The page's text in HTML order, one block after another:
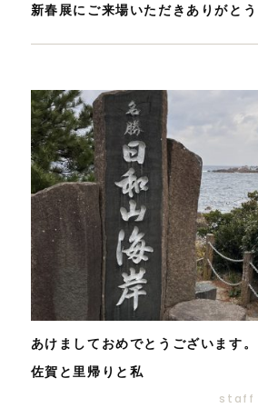
新春展にご来場いただきありがとう
あけましておめでとうございます。
佐賀と里帰りと私
staff